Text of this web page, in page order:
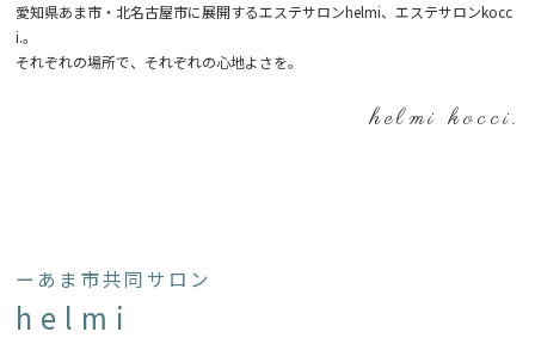
愛知県あま市・北名古屋市に展開するエステサロンhelmi、エステサロンkocc
i.。
それぞれの場所で、それぞれの心地よさを。
helmi kocci.
ーあま市共同サロン
helmi